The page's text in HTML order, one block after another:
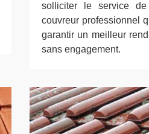
solliciter le service
couvreur professionnel
garantir un meilleur
sans engagement.